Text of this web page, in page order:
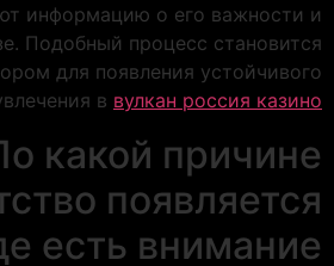
информацию о его важности и
Подобный процесс становится
для появления устойчивого
в вулкан россия казино
какой причине
появляется
есть внимание